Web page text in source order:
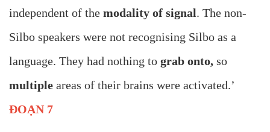
independent of the modality of signal. The non-
Silbo speakers were not recognising Silbo as a
language. They had nothing to grab onto, so
multiple areas of their brains were activated.’
ĐOẠN 7